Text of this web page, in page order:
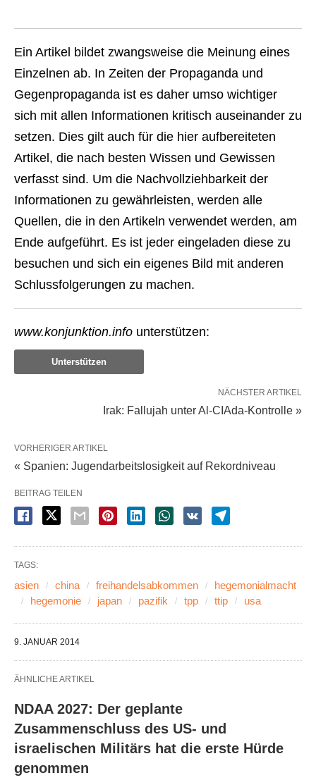
Ein Artikel bildet zwangsweise die Meinung eines
Einzelnen ab. In Zeiten der Propaganda und
Gegenpropaganda ist es daher umso wichtiger
sich mit allen Informationen kritisch auseinander zu
setzen. Dies gilt auch für die hier aufbereiteten
Artikel, die nach besten Wissen und Gewissen
verfasst sind. Um die Nachvollziehbarkeit der
Informationen zu gewährleisten, werden alle
Quellen, die in den Artikeln verwendet werden, am
Ende aufgeführt. Es ist jeder eingeladen diese zu
besuchen und sich ein eigenes Bild mit anderen
Schlussfolgerungen zu machen.
www.konjunktion.info unterstützen:
Unterstützen
NÄCHSTER ARTIKEL
Irak: Fallujah unter Al-CIAda-Kontrolle »
VORHERIGER ARTIKEL
« Spanien: Jugendarbeitslosigkeit auf Rekordniveau
BEITRAG TEILEN
TAGS:
asien china freihandelsabkommen
hegemonialmacht
hegemonie
japan pazifik tpp ttip usa
9. JANUAR 2014
ÄHNLICHE ARTIKEL
NDAA 2027: Der geplante
Zusammenschluss des US- und
israelischen Militärs hat die erste Hürde
genommen